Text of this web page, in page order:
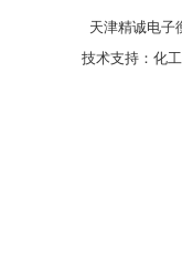
天津精诚电
技术支持： 化